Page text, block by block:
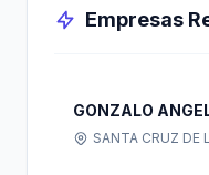
Empresas
GONZALO
SANTA CRUZ DE